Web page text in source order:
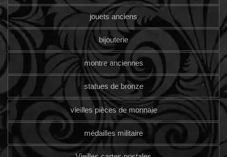
jouets anciens
bijouterie
montre anciennes
statues de bronze
vieilles pièces de monnaie
médailles militaire